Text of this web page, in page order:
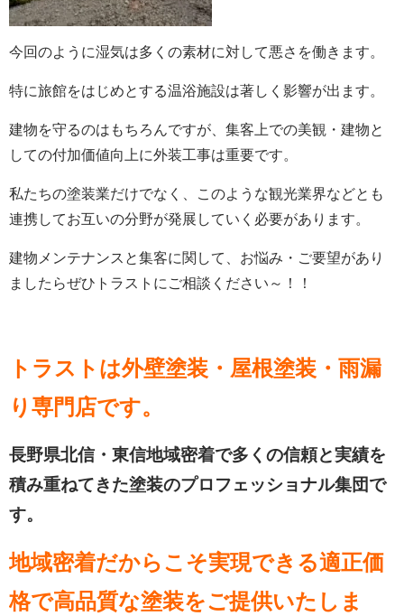
今回のように湿気は多くの素材に対して悪さを働きます。
特に旅館をはじめとする温浴施設は著しく影響が出ます。
建物を守るのはもちろんですが、集客上での美観・建物と
しての付加価値向上に外装工事は重要です。
私たちの塗装業だけでなく、このような観光業界などとも
連携してお互いの分野が発展していく必要があります。
建物メンテナンスと集客に関して、お悩み・ご要望があり
ましたらぜひトラストにご相談ください～！！
トラストは外壁塗装・屋根塗装・雨漏
り専門店です。
長野県北信・東信地域密着で多くの信頼と実績を
積み重ねてきた塗装のプロフェッショナル集団で
す。
地域密着だからこそ実現できる適正価
格で高品質な塗装をご提供いたしま